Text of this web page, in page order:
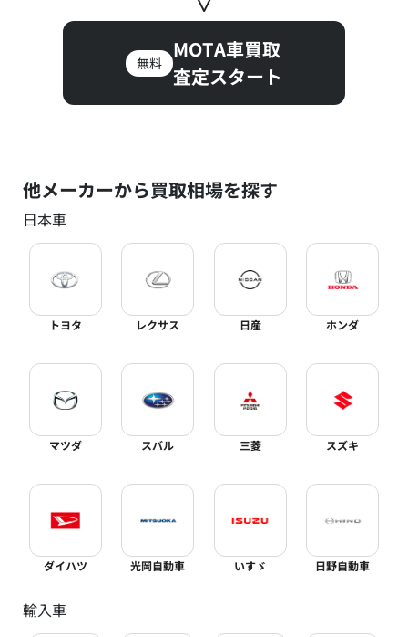
無料
MOTA車買取
査定スタート
他メーカーから買取相場を探す
日本車
トヨタ レクサス 日産 ホンダ
マツダ スバル 三菱 スズキ
ダイハツ 光岡自動車 いすゞ 日野自動車
輸入車